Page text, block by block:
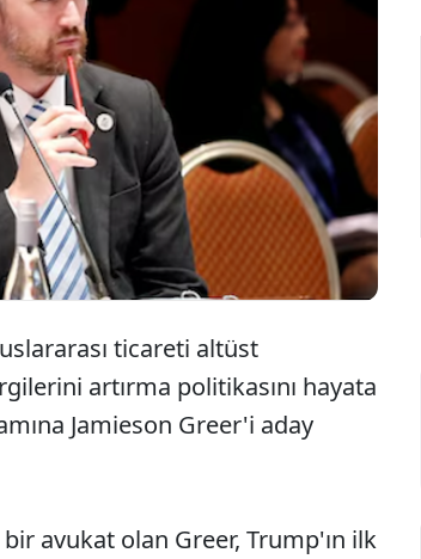
hazırlanan Trump, ABD Ticaret
adayını belirledi. Trump, Ticaret
bir önceki döneminde de görev alan
gösterdi.
ticareti altüst
artırma politikasını hayata
Jamieson Greer'i aday
avukat olan Greer, Trump'ın ilk